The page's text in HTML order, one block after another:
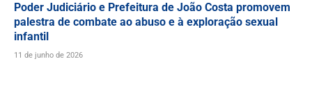
Poder Judiciário e Prefeitura de João Costa promovem
palestra de combate ao abuso e à exploração sexual
infantil
11 de junho de 2026